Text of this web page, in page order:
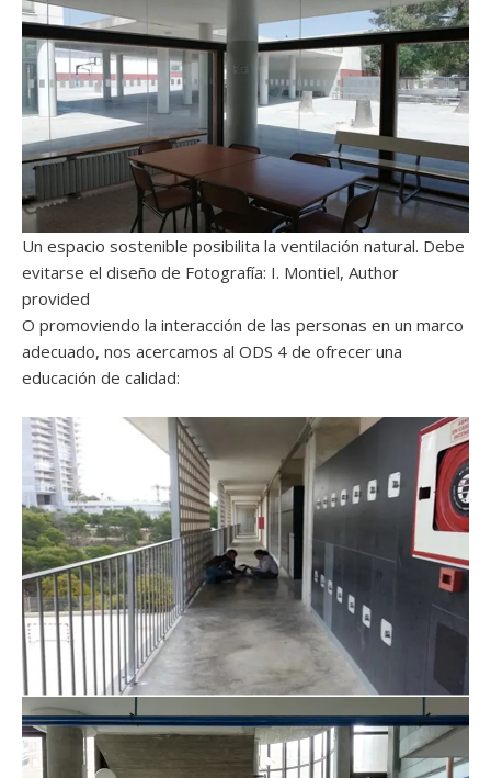
Un espacio sostenible posibilita la ventilación natural. Debe
evitarse el diseño de Fotografía: I. Montiel, Author
provided
O promoviendo la interacción de las personas en un marco
adecuado, nos acercamos al ODS 4 de ofrecer una
educación de calidad: